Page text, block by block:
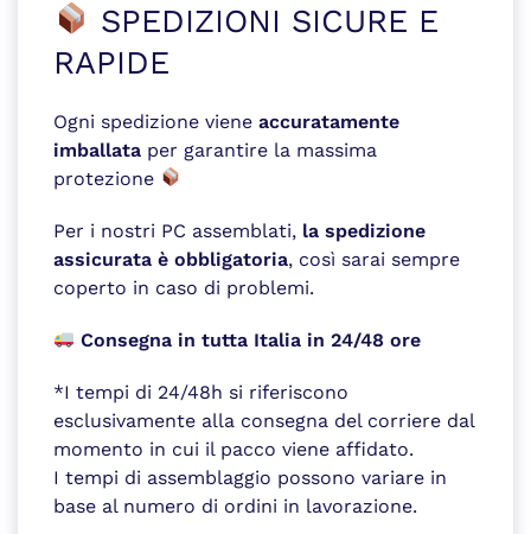
SPEDIZIONI SICURE E
RAPIDE
Ogni spedizione viene accuratamente
imballata per garantire la massima
protezione
Per i nostri PC assemblati, la spedizione
assicurata è obbligatoria, così sarai sempre
coperto in caso di problemi.
Consegna in tutta Italia in 24/48 ore
*I tempi di 24/48h si riferiscono
esclusivamente alla consegna del corriere dal
momento in cui il pacco viene affidato.
I tempi di assemblaggio possono variare in
base al numero di ordini in lavorazione.